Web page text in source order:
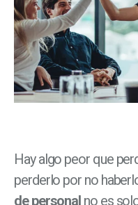
Hay algo peor que
perderlo por no
de personal no es